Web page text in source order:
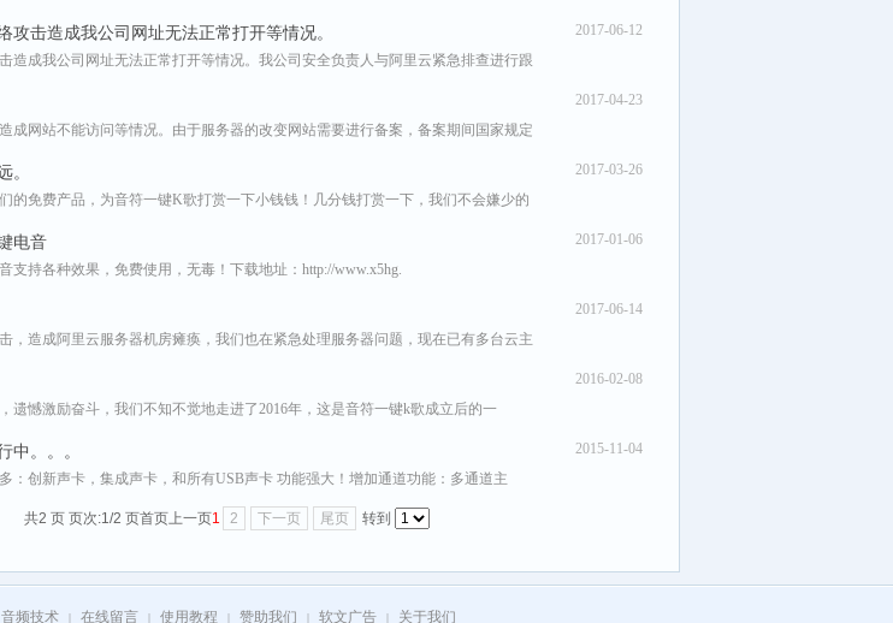
2017-06-12
攻击造成我公司网址无法正常打开等情况。
造成我公司网址无法正常打开等情况。我公司安全负责人与阿里云紧急排查进行跟
2017-04-23
成网站不能访问等情况。由于服务器的改变网站需要进行备案，备案期间国家规定
2017-03-26
。
的免费产品，为音符一键K歌打赏一下小钱钱！几分钱打赏一下，我们不会嫌少的
2017-01-06
电音
支持各种效果，免费使用，无毒！下载地址：http://www.x5hg.
2017-06-14
，造成阿里云服务器机房瘫痪，我们也在紧急处理服务器问题，现在已有多台云主
2016-02-08
遗憾激励奋斗，我们不知不觉地走进了2016年，这是音符一键k歌成立后的一
2015-11-04
中。。。
：创新声卡，集成声卡，和所有USB声卡 功能强大！增加通道功能：多通道主
共2 页 页次:1/2 页首页上一页1 2 下一页 尾页 转到
音频技术 | 在线留言 | 使用教程 | 赞助我们 | 软文广告 | 关于我们